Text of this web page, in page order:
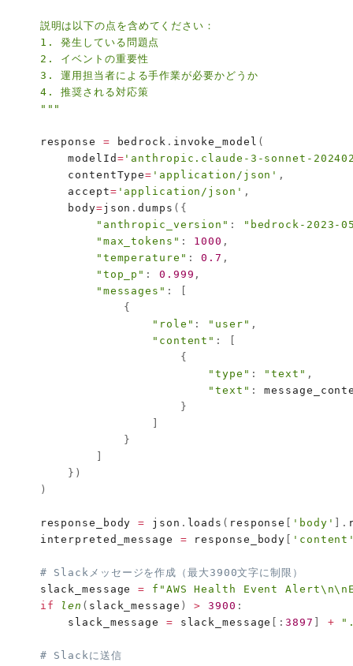
    説明は以下の点を含めてください：
    1. 発生している問題点
    2. イベントの重要性
    3. 運用担当者による手作業が必要かどうか
    4. 推奨される対応策
    """
    response
= bedrock . invoke_model (
        modelId
= 'anthropic.claude-3-sonnet-
        contentType
= 'application/json' ,
        accept
= 'application/json' ,
        body
=json .dumps ( {
"anthropic_version" :
"bedrock-2023-
"max_tokens" : 1000 ,
"temperature" : 0.7 ,
"top_p" : 0.999 ,
"messages" :
{
"role" : "user" ,
"content" :
{
"type" : "text" ,
"text" :
}
}
} )
)
    response_body
= json . loads ( response 'body' .
    interpreted_message
= response_body
# Slackメッセージを作成（最大3900文字に制限）
    slack_message
=
f"AWS Health Event
if
len ( slack_message ) > 3900 :
        slack_message
= slack_message :3897 +
# Slackに送信